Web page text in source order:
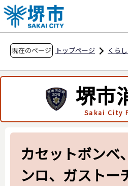
こ
の
ペ
の
で
現在のページ トップページ
くら
火災予防に関すること
カセットボンベ、カセ
の使用にご注意くださ
堺市
Sakai City
カセットボンベ
ンロ、ガストー